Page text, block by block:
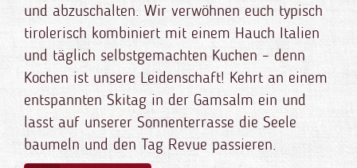
und abzuschalten. Wir verwöhnen euch typisch
tirolerisch kombiniert mit einem Hauch Italien
und täglich selbstgemachten Kuchen – denn
Kochen ist unsere Leidenschaft! Kehrt an einem
entspannten Skitag in der Gamsalm ein und
lasst auf unserer Sonnenterrasse die Seele
baumeln und den Tag Revue passieren.